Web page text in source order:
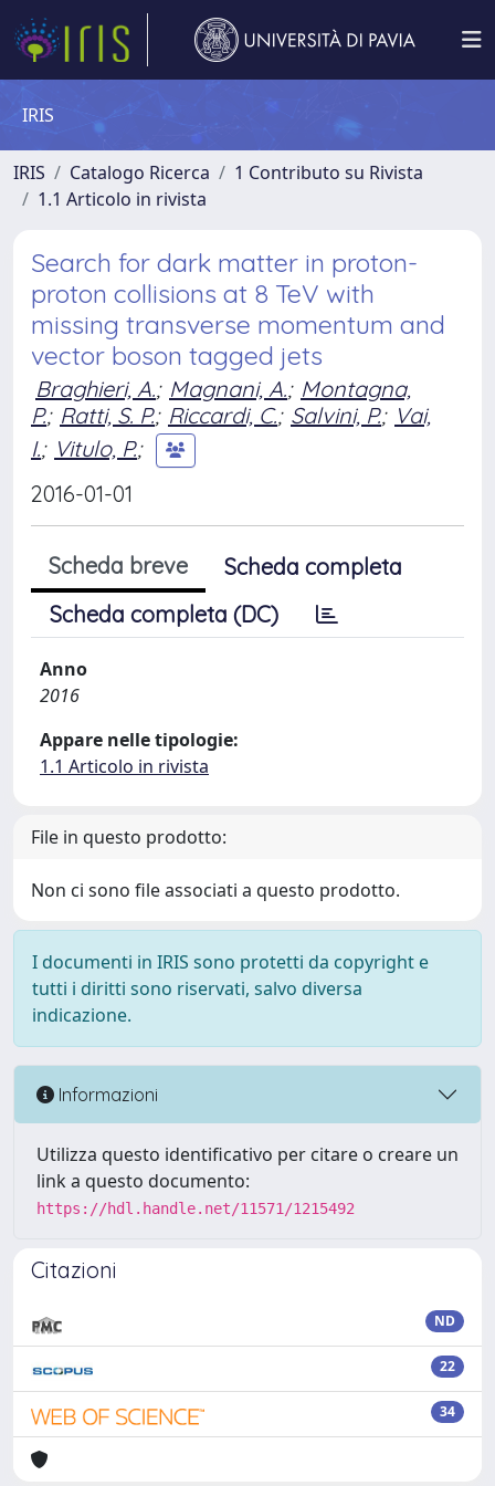
IRIS
IRIS Catalogo Ricerca
1 Contributo su Rivista
1.1 Articolo in rivista
Search for dark matter in proton-
proton collisions at 8 TeV with
missing transverse momentum and
vector boson tagged jets
Braghieri, A.; Magnani, A.; Montagna,
P.; Ratti, S. P.; Riccardi, C.; Salvini, P.; Vai,
I.; Vitulo, P.;
2016-01-01
Scheda breve
Scheda completa
Scheda completa (DC)
Anno
2016
Appare nelle tipologie:
1.1 Articolo in rivista
File in questo prodotto:
Non ci sono file associati a questo prodotto.
I documenti in IRIS sono protetti da copyright e
tutti i diritti sono riservati, salvo diversa
indicazione.
Informazioni
Utilizza questo identificativo per citare o creare un
link a questo documento:
https://hdl.handle.net/11571/1215492
Citazioni
ND
22
34